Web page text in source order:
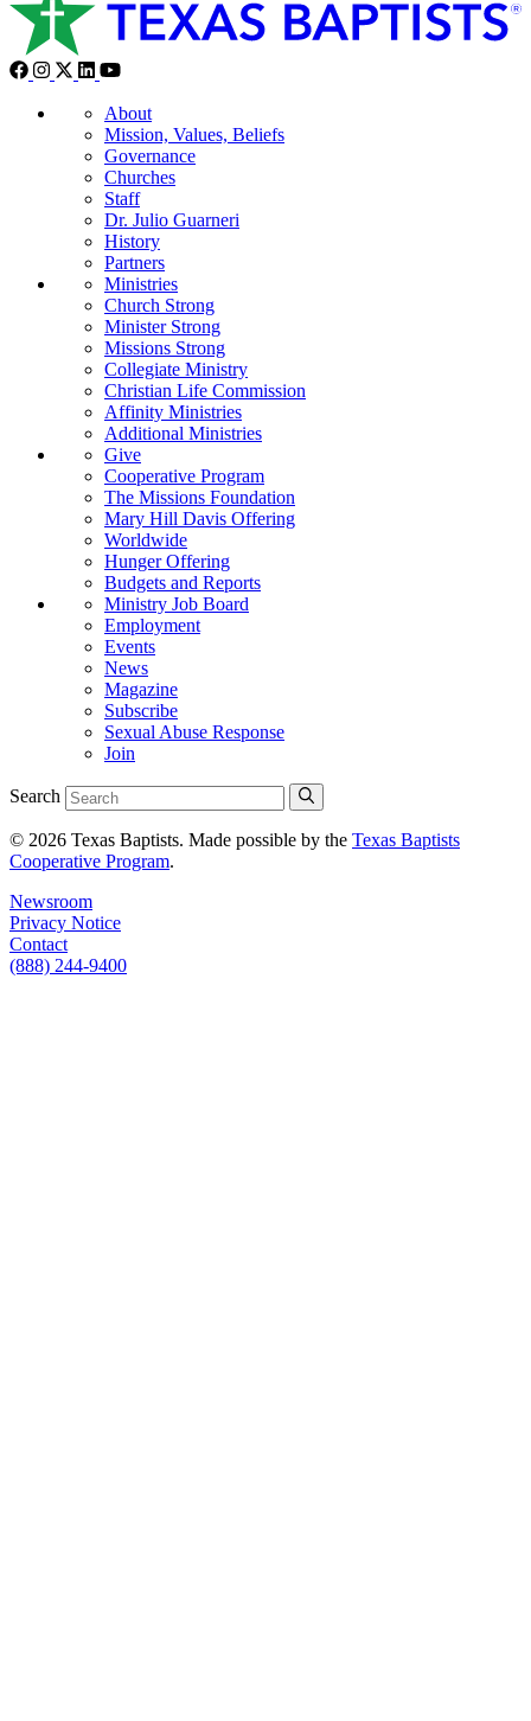
About
Mission, Values, Beliefs
Governance
Churches
Staff
Dr. Julio Guarneri
History
Partners
Ministries
Church Strong
Minister Strong
Missions Strong
Collegiate Ministry
Christian Life Commission
Affinity Ministries
Additional Ministries
Give
Cooperative Program
The Missions Foundation
Mary Hill Davis Offering
Worldwide
Hunger Offering
Budgets and Reports
Ministry Job Board
Employment
Events
News
Magazine
Subscribe
Sexual Abuse Response
Join
Search
© 2026 Texas Baptists. Made possible by the Texas Baptists
Cooperative Program.
Newsroom
Privacy Notice
Contact
(888) 244-9400